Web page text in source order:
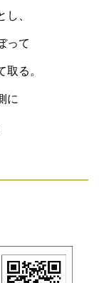
、
って
る。
に